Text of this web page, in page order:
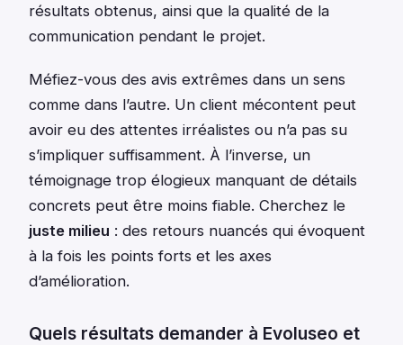
résultats obtenus, ainsi que la qualité de la
communication pendant le projet.
Méfiez-vous des avis extrêmes dans un sens
comme dans l’autre. Un client mécontent peut
avoir eu des attentes irréalistes ou n’a pas su
s’impliquer suffisamment. À l’inverse, un
témoignage trop élogieux manquant de détails
concrets peut être moins fiable. Cherchez le
juste milieu : des retours nuancés qui évoquent
à la fois les points forts et les axes
d’amélioration.
Quels résultats demander à Evoluseo et